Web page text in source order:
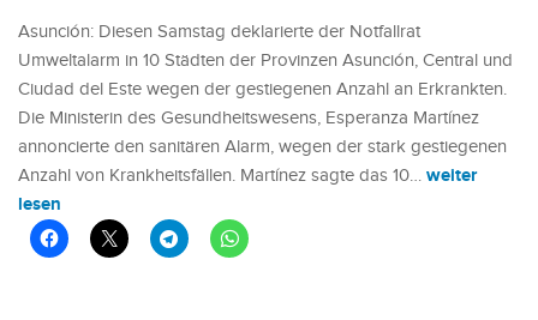
Asunción: Diesen Samstag deklarierte der Notfallrat
Umweltalarm in 10 Städten der Provinzen Asunción, Central und
Ciudad del Este wegen der gestiegenen Anzahl an Erkrankten.
Die Ministerin des Gesundheitswesens, Esperanza Martínez
annoncierte den sanitären Alarm, wegen der stark gestiegenen
Anzahl von Krankheitsfällen. Martínez sagte das 10… weiter
lesen